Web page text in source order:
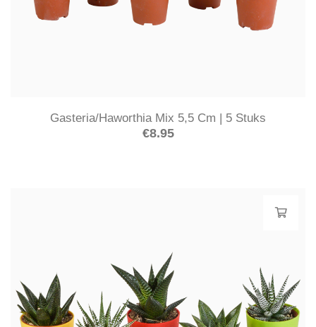
Gasteria/Haworthia Mix 5,5 Cm | 5 Stuks
€8.95